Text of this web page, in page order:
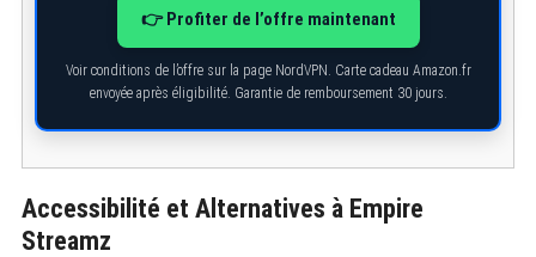
👉 Profiter de l’offre maintenant
Voir conditions de l’offre sur la page NordVPN. Carte cadeau Amazon.fr
envoyée après éligibilité. Garantie de remboursement 30 jours.
Accessibilité et Alternatives à Empire
Streamz